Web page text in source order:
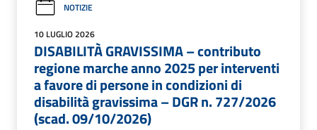
NOTIZIE
10 LUGLIO 2026
DISABILITÀ GRAVISSIMA – contributo
regione marche anno 2025 per interventi
a favore di persone in condizioni di
disabilità gravissima – DGR n. 727/2026
(scad. 09/10/2026)